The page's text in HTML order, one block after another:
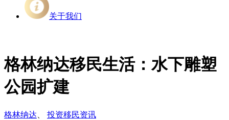
关于我们
格林纳达移民生活：水下雕塑
公园扩建
格林纳达
投资移民资讯